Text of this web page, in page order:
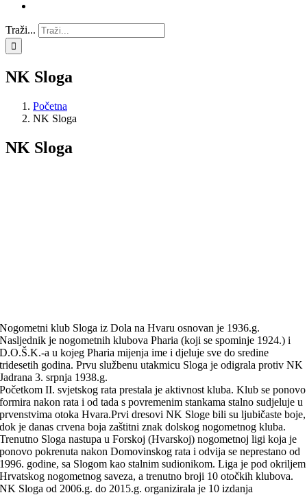
Traži...
NK Sloga
Početna
NK Sloga
NK Sloga
Nogometni klub Sloga iz Dola na Hvaru osnovan je 1936.g.
Nasljednik je nogometnih klubova Pharia (koji se spominje 1924.) i
D.O.Š.K.-a u kojeg Pharia mijenja ime i djeluje sve do sredine
tridesetih godina. Prvu službenu utakmicu Sloga je odigrala protiv NK
Jadrana 3. srpnja 1938.g.
Početkom II. svjetskog rata prestala je aktivnost kluba. Klub se ponovo
formira nakon rata i od tada s povremenim stankama stalno sudjeluje u
prvenstvima otoka Hvara.Prvi dresovi NK Sloge bili su ljubičaste boje,
dok je danas crvena boja zaštitni znak dolskog nogometnog kluba.
Trenutno Sloga nastupa u Forskoj (Hvarskoj) nogometnoj ligi koja je
ponovo pokrenuta nakon Domovinskog rata i odvija se neprestano od
1996. godine, sa Slogom kao stalnim sudionikom. Liga je pod okriljem
Hrvatskog nogometnog saveza, a trenutno broji 10 otočkih klubova.
NK Sloga od 2006.g. do 2015.g. organizirala je 10 izdanja